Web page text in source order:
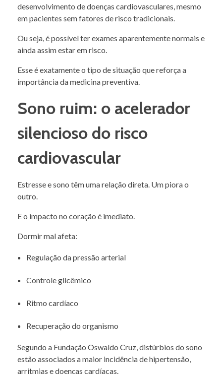
desenvolvimento de doenças cardiovasculares, mesmo
em pacientes sem fatores de risco tradicionais.
Ou seja, é possível ter exames aparentemente normais e
ainda assim estar em risco.
Esse é exatamente o tipo de situação que reforça a
importância da medicina preventiva.
Sono ruim: o acelerador
silencioso do risco
cardiovascular
Estresse e sono têm uma relação direta. Um piora o
outro.
E o impacto no coração é imediato.
Dormir mal afeta:
Regulação da pressão arterial
Controle glicêmico
Ritmo cardíaco
Recuperação do organismo
Segundo a Fundação Oswaldo Cruz, distúrbios do sono
estão associados a maior incidência de hipertensão,
arritmias e doenças cardíacas.